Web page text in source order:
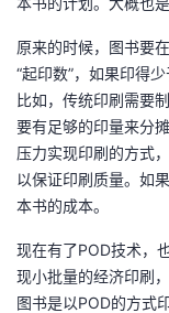
的
博
客
我
的
论
坛
我
的
圈
我
的
播
我
活
的
我
原来的时候，图书要
“起印数”，如果印得
比如，传统印刷需要
要有足够的印量来分
压力实现印刷的方式
以保证印刷质量。如
本书的成本。
现在有了POD技术，
现小批量的经济印刷
图书是以POD的方式